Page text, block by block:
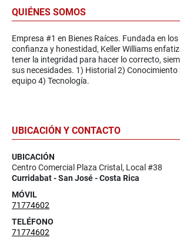
QUIÉNES SOMOS
Empresa #1 en Bienes Raíces. Fundada en
confianza y honestidad, Keller Williams
tener la integridad para hacer lo correcto,
sus necesidades. 1) Historial 2) Conocimiento
equipo 4) Tecnología.
UBICACIÓN Y CONTACTO
UBICACIÓN
Centro Comercial Plaza Cristal, Local #38
Curridabat - San José - Costa Rica
MÓVIL
71774602
TELÉFONO
71774602